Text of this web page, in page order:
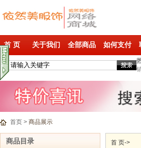
首 页 关于我们 全部商品 如何支付
首页 > 商品展示
商品目录 首 页->